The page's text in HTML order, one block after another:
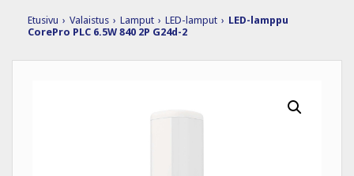
Etusivu › Valaistus › Lamput › LED-lamput › LED-lamppu
CorePro PLC 6.5W 840 2P G24d-2